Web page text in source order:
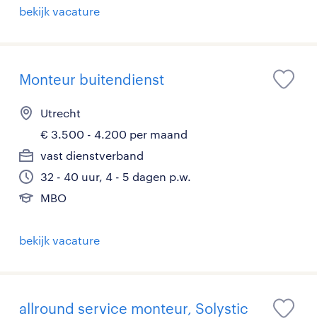
bekijk vacature
Monteur buitendienst
Utrecht
€ 3.500 - 4.200 per maand
vast dienstverband
32 - 40 uur, 4 - 5 dagen p.w.
MBO
bekijk vacature
allround service monteur, Solystic